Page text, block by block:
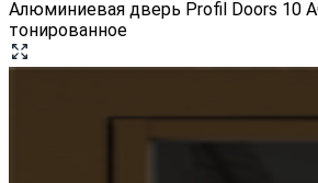
Алюминиевая дверь Profil Doors 10
тонированное